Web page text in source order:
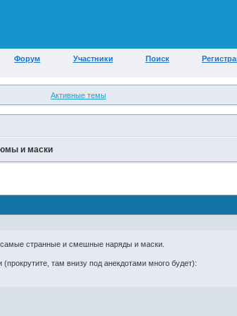
Форум Участники Поиск
Активные темы
и маски
странные и смешные наряды и маски.
там внизу под анекдотами много будет):